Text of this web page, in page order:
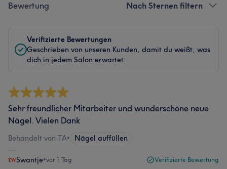
Bewertung Nach Sternen filtern
Verifizierte Bewertungen
Geschrieben von unseren Kunden, damit du weißt, was
dich in jedem Salon erwartet.
Sehr freundlicher Mitarbeiter und wunderschöne neue
Nägel. Vielen Dank
Behandelt von TA• Nägel auffüllen
Swantje•vor 1 Tag Verifizierte Bewertung